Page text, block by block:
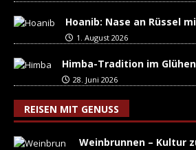
Hoanib: Nase an Rüssel
1. August 2026
Himba-Tradition im
28. Juni 2026
REISEN MIT GENUSS
Weinbrunnen – Kultur